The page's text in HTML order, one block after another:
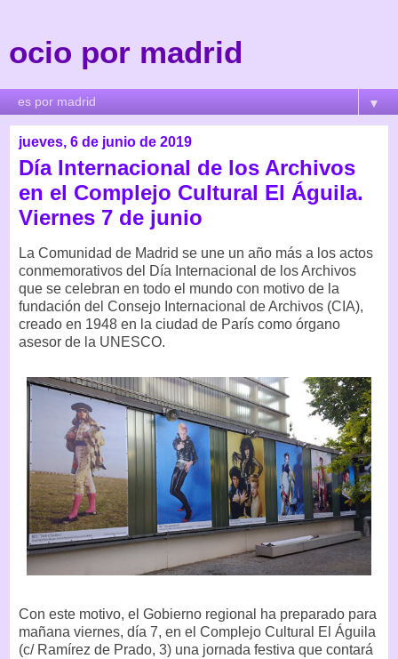
ocio por madrid
▼
jueves, 6 de junio de 2019
Día Internacional de los Archivos
en el Complejo Cultural El Águila.
Viernes 7 de junio
La Comunidad de Madrid se une un año más a los actos
conmemorativos del Día Internacional de los Archivos
que se celebran en todo el mundo con motivo de la
fundación del Consejo Internacional de Archivos (CIA),
creado en 1948 en la ciudad de París como órgano
asesor de la UNESCO.
Con este motivo, el Gobierno regional ha preparado para
mañana viernes, día 7, en el Complejo Cultural El Águila
(c/ Ramírez de Prado, 3) una jornada festiva que contará